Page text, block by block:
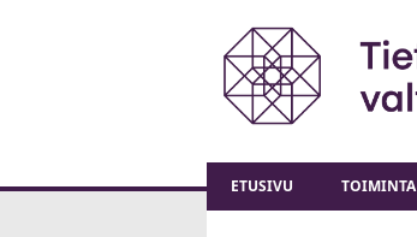
ETUSIVU TOIMINTA